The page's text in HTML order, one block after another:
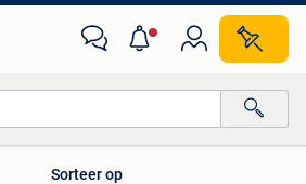
Sorteer op